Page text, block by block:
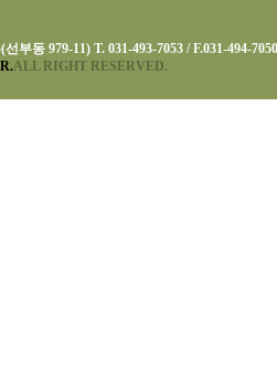
부동 979-11) T. 031-493-7053 / F.031-494-7050
ALL RIGHT RESERVED.